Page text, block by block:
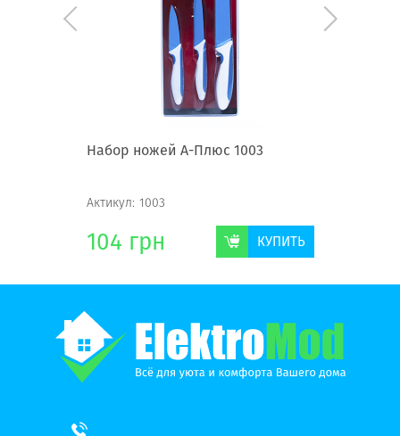
Набор ножей А-Плюс 1003
Актикул: 1003
104 грн КУПИТЬ